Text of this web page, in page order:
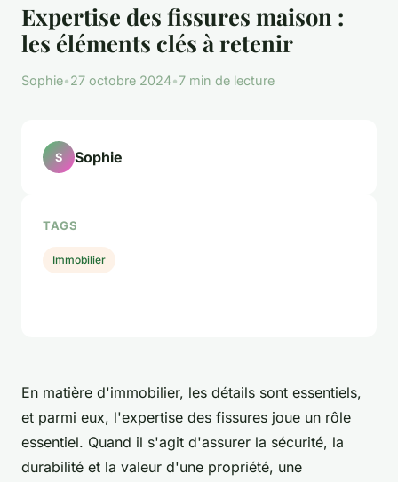
Expertise des fissures maison :
les éléments clés à retenir
Sophie•27 octobre 2024•7 min de lecture
En matière d'immobilier, les détails sont essentiels,
et parmi eux, l'expertise des fissures joue un rôle
essentiel. Quand il s'agit d'assurer la sécurité, la
durabilité et la valeur d'une propriété, une
S Sophie
TAGS
Immobilier